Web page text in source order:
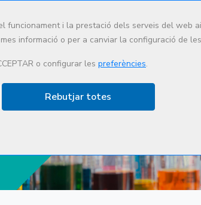
i la prestació dels serveis del web
informació o per a canviar la configuració de
o configurar les preferències.
Rebutjar totes